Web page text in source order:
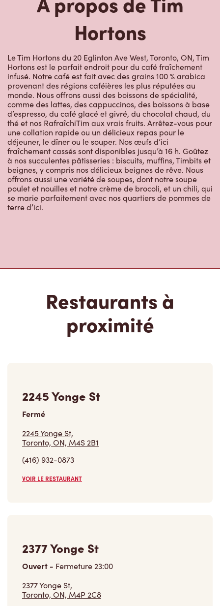
Hortons
Le Tim Hortons du 20 Eglinton Ave West, Toronto, ON, Tim
Hortons est le parfait endroit pour du café fraîchement
infusé. Notre café est fait avec des grains 100 % arabica
provenant des régions caféières les plus réputées au
monde. Nous offrons aussi des boissons de spécialité,
comme des lattes, des cappuccinos, des boissons à base
d’espresso, du café glacé et givré, du chocolat chaud, du
thé et nos RafraîchiTim aux vrais fruits. Arrêtez-vous pour
une collation rapide ou un délicieux repas pour le
déjeuner, le dîner ou le souper. Nos œufs d’ici
fraîchement cassés sont disponibles jusqu’à 16 h. Goûtez
à nos succulentes pâtisseries : biscuits, muffins, Timbits et
beignes, y compris nos délicieux beignes de rêve. Nous
offrons aussi une variété de soupes, dont notre soupe
poulet et nouilles et notre crème de brocoli, et un chili, qui
se marie parfaitement avec nos quartiers de pommes de
terre d’ici.
proximité
Fermé
2245 Yonge St,
Toronto, ON, M4S 2B1
(416) 932-0873
VOIR LE RESTAURANT
Ouvert -Fermeture23:00
2377 Yonge St,
Toronto, ON, M4P 2C8
(416) 484-4231